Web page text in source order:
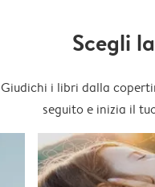
Scegli
Giudichi i libri dalla
seguito e inizia il